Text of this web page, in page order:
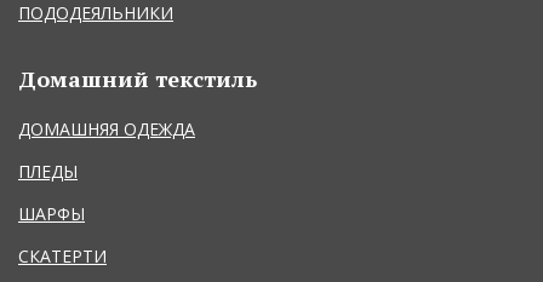
ПОДОДЕЯЛЬНИКИ
Домашний текстиль
ДОМАШНЯЯ ОДЕЖДА
ПЛЕДЫ
ШАРФЫ
СКАТЕРТИ